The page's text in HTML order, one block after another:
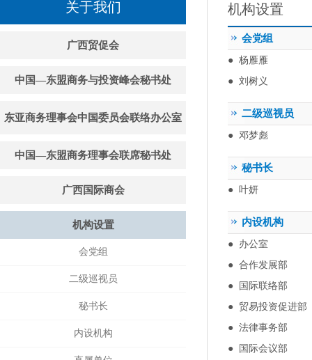
关于我们
广西贸促会
中国—东盟商务与投资峰会秘书处
东亚商务理事会中国委员会联络办公室
中国—东盟商务理事会联席秘书处
广西国际商会
机构设置
会党组
二级巡视员
秘书长
内设机构
机构设置
会党组
● 杨雁雁
● 刘树义
二级巡视员
● 邓梦彪
秘书长
● 叶妍
内设机构
● 办公室
● 合作发展部
●
国际联络部
● 贸易投资促进部
● 法律事务部
●
国际会议部